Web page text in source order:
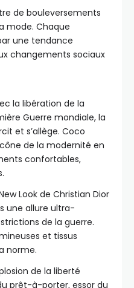
de bouleversements
mode. Chaque
une tendance
changements sociaux
la libération de la
Guerre mondiale, la
et s’allège. Coco
de la modernité en
confortables,
Look de Christian Dior
une allure ultra-
de la guerre.
et tissus
norme.
de la liberté
prêt-à-porter, essor du